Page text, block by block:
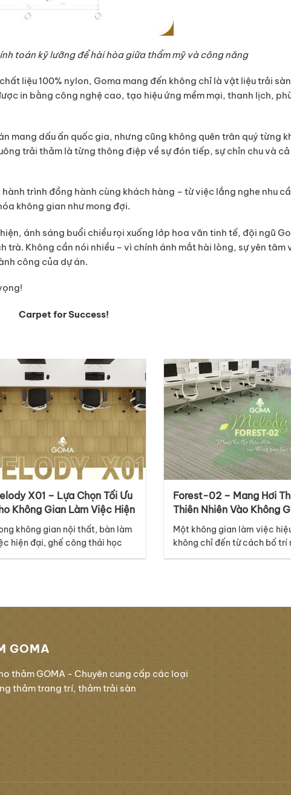
toán kỹ lưỡng để hài hòa giữa thẩm mỹ và công năng
liệu 100% nylon, Goma mang đến không chỉ là vật liệu trải
in bằng công nghệ cao, tạo hiệu ứng mềm mại, thanh lịch,
mang dấu ấn quốc gia, nhưng cũng không quên trân quý từng
trải thảm là từng thông điệp về sự đón tiếp, sự chỉn chu và cả
trình đồng hành cùng khách hàng – từ việc lắng nghe nhu
không gian như mong đợi.
ánh sáng buổi chiều rọi xuống lớp hoa văn tinh tế, đội ngũ
trà. Không cần nói nhiều – vì chính ánh mắt hài lòng, sự yên tâm
công của dự án.
Carpet for Success!
X01 – Lựa Chọn Tối Ưu
Không Gian Làm Việc Hiện
không gian nội thất, bàn làm
hiện đại, ghế công thái học
hệ thống ánh sáng cao cấp có
nhau. Với thiết kế thuộc bộ sưu
Forest-02 – Mang Hơi
Thiên Nhiên Vào Không
Làm Việc
Một không gian làm việc
không chỉ đến từ cách bố trí
thất mà còn nằm ở những
mới và năng động, lấy cảm
GOMA
thảm GOMA - Chuyên cung cấp các loại
thảm trang trí, thảm trải sàn